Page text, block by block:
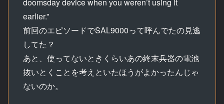
doomsday device when you weren’t using it
earlier.”
前回のエピソードでSAL9000って呼んでたの見逃
してた？
あと、使ってないときくらいあの終末兵器の電池
抜いとくことを考えといたほうがよかったんじゃ
ないのか。